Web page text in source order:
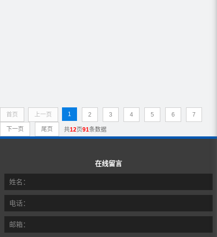
首页 上一页 1 2 3 4 5 6 7
下一页 尾页 共12页91条数据
在线留言
姓名：
电话：
邮箱：